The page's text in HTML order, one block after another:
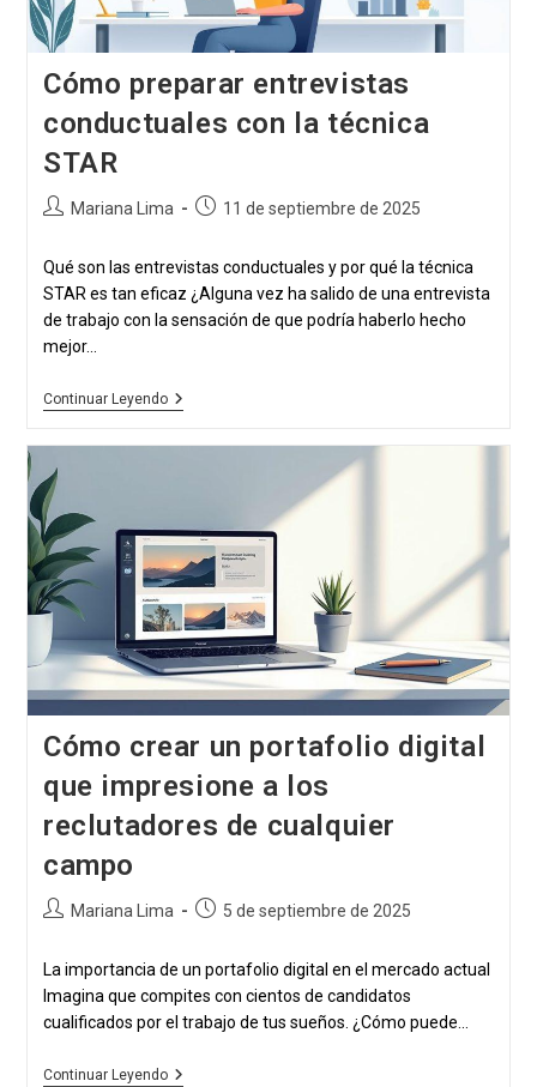
Cómo preparar entrevistas
conductuales con la técnica
STAR
Autor
la
publicación:
Mariana Lima
Publicación
11 de septiembre de 2025
Qué son las entrevistas conductuales y por qué la técnica
STAR es tan eficaz ¿Alguna vez ha salido de una entrevista
de trabajo con la sensación de que podría haberlo hecho
mejor...
Continuar LeyendoCómo
STAR
Cómo crear un portafolio digital
que impresione a los
reclutadores de cualquier
campo
Autor
la
publicación:
Mariana Lima
Publicación
5 de septiembre de 2025
La importancia de un portafolio digital en el mercado actual
Imagina que compites con cientos de candidatos
cualificados por el trabajo de tus sueños. ¿Cómo puede...
Continuar LeyendoCómo